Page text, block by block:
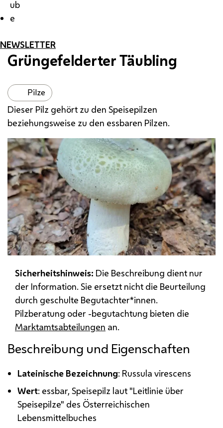
ub
e
NEWSLETTER
Grüngefelderter Täubling
Pilze
Dieser Pilz gehört zu den Speisepilzen
beziehungsweise zu den essbaren Pilzen.
Sicherheitshinweis: Die Beschreibung dient nur
der Information. Sie ersetzt nicht die Beurteilung
durch geschulte Begutachter*innen.
Pilzberatung oder -begutachtung bieten die
Marktamtsabteilungen an.
Beschreibung und Eigenschaften
Lateinische Bezeichnung: Russula virescens
Wert: essbar, Speisepilz laut "Leitlinie über
Speisepilze" des Österreichischen
Lebensmittelbuches